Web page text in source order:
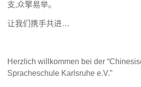
支,众擎易举。
让我们携手共进…
Herzlich willkommen bei der
Spracheschule Karlsruhe e.V.”